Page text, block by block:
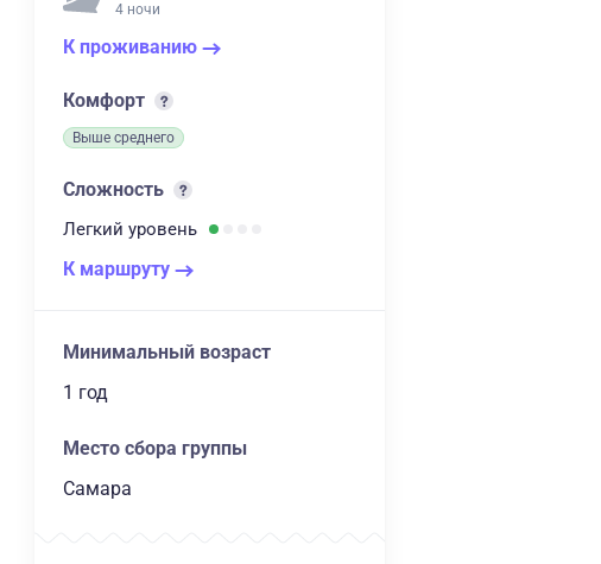
4 ночи
К проживанию
Комфорт
Выше среднего
Сложность
Легкий уровень
К маршруту
Минимальный возраст
1 год
Место сбора группы
Самара